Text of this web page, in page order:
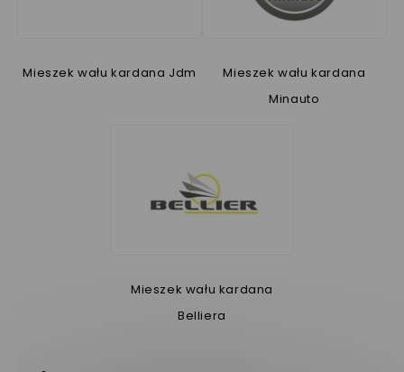
Mieszek wału kardana Jdm
Mieszek wału kardana
Minauto
Mieszek wału kardana
Belliera